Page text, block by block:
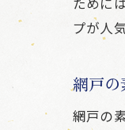
プが人
網戸
網戸の